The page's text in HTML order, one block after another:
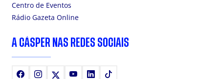
Centro de Eventos
Rádio Gazeta Online
A CÁSPER NAS REDES SOCIAIS
FacebookInstagram YoutubeLinkedIn